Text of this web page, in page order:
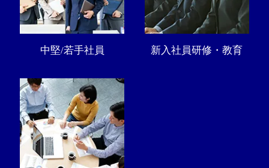
中堅/若手社員 新入社員研修・教育